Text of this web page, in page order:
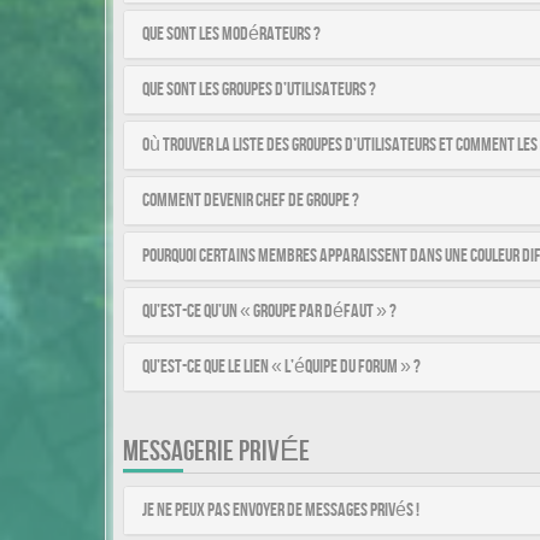
Que sont les modérateurs ?
Que sont les groupes d’utilisateurs ?
Où trouver la liste des groupes d’utilisateurs et comment
Comment devenir chef de groupe ?
Pourquoi certains membres apparaissent dans une couleur
Qu’est-ce qu’un « Groupe par défaut » ?
Qu’est-ce que le lien « L’équipe du forum » ?
MESSAGERIE PRIVÉE
Je ne peux pas envoyer de messages privés !